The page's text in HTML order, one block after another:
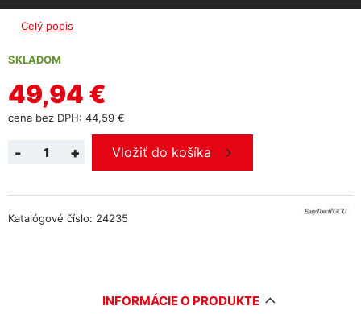
Celý popis
SKLADOM
49,94 €
cena bez DPH: 44,59 €
+
- Vložiť do košíka
Katalógové číslo: 24235
INFORMÁCIE O PRODUKTE